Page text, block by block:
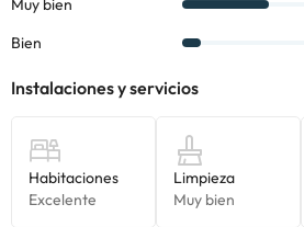
alojamiento. Si tienes dudas, contáctanos.